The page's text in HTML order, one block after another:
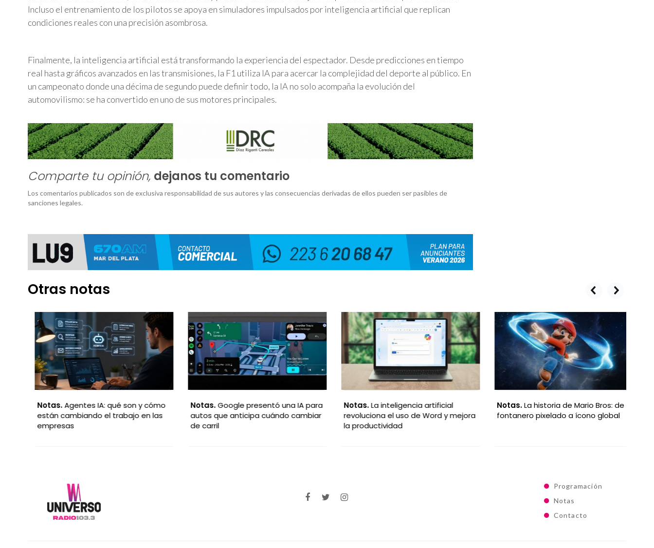
Incluso el entrenamiento de los pilotos se apoya en simuladores impulsados por inteligencia artificial que replican
condiciones reales con una precisión asombrosa.
Finalmente, la inteligencia artificial está transformando la experiencia del espectador. Desde predicciones en tiempo
real hasta gráficos avanzados en las transmisiones, la F1 utiliza IA para acercar la complejidad del deporte al público. En
un campeonato donde una décima de segundo puede definir todo, la IA no solo acompaña la evolución del
automovilismo: se ha convertido en uno de sus motores principales.
Comparte tu opinión, dejanos tu comentario
Los comentarios publicados son de exclusiva responsabilidad de sus autores y las consecuencias derivadas de ellos pueden ser pasibles de
sanciones legales.
Otras notas
Notas.Agentes IA: qué son y cómo
están cambiando el trabajo en las
empresas
Notas.Google presentó una IA para
autos que anticipa cuándo cambiar
de carril
Notas.La inteligencia artificial
revoluciona el uso de Word y mejora
la productividad
Notas.La historia de Mario Bros: de
fontanero pixelado a ícono global
prev next
Programación
Notas
Contacto